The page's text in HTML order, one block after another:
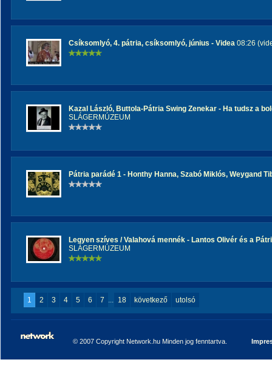
Csíksomlyó, 4. pátria, csíksomlyó, június - Videa 08:26
Kazal László, Buttola-Pátria Swing Zenekar - Ha tudsz a
SLÁGERMÚZEUM
Pátria parádé 1 - Honthy Hanna, Szabó Miklós, Weygand
Legyen szíves / Valahová mennék - Lantos Olivér és a
SLÁGERMÚZEUM
1 2 3 4 5 6 7 ... 18 következő utolsó
© 2007 Copyright Network.hu Minden jog fenntartva.